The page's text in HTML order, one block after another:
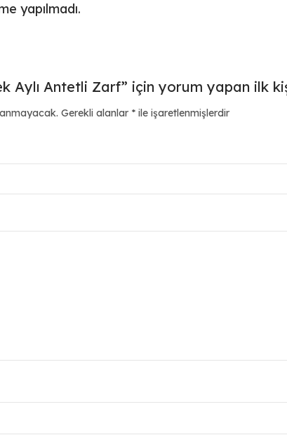
yapılmadı.
Aylı Antetli Zarf” için yorum yapan ilk
Gerekli alanlar * ile işaretlenmişlerdir